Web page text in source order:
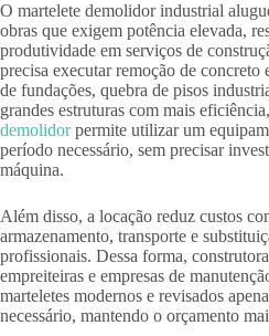
O martelete demolidor industrial
obras que exigem potência elevada,
produtividade em serviços de
precisa executar remoção de
de fundações, quebra de pisos
grandes estruturas com mais
demolidorpermite utilizar um
período necessário, sem precisar
máquina.
Além disso, a locação reduz custos
armazenamento, transporte e
profissionais. Dessa forma,
empreiteiras e empresas de
marteletes modernos e revisados
necessário, mantendo o orçamento